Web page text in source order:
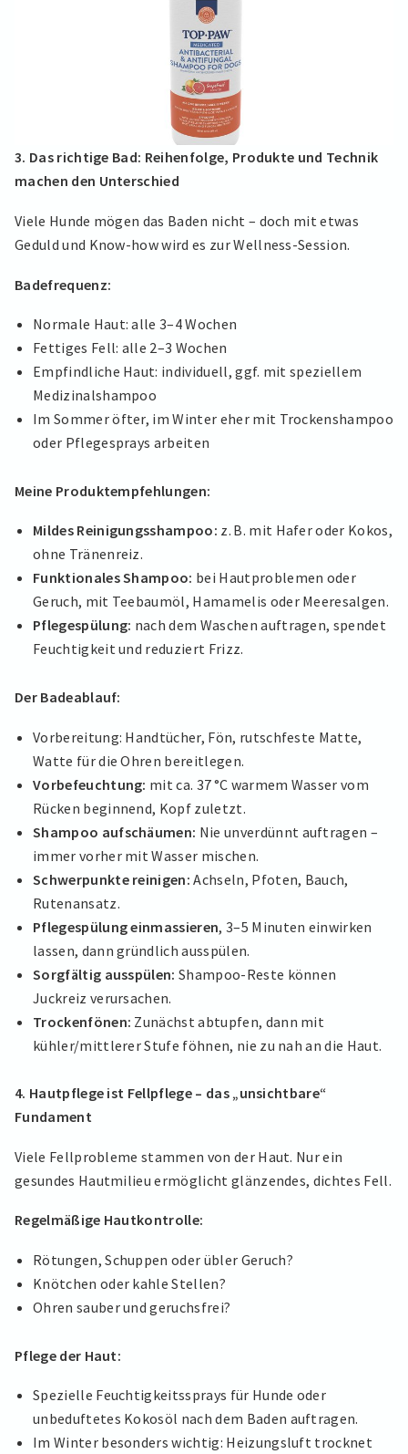
3. Das richtige Bad: Reihenfolge, Produkte und Technik
machen den Unterschied
Viele Hunde mögen das Baden nicht – doch mit etwas
Geduld und Know-how wird es zur Wellness-Session.
Badefrequenz:
Normale Haut: alle 3–4 Wochen
Fettiges Fell: alle 2–3 Wochen
Empfindliche Haut: individuell, ggf. mit speziellem
Medizinalshampoo
Im Sommer öfter, im Winter eher mit Trockenshampoo
oder Pflegesprays arbeiten
Meine Produktempfehlungen:
Mildes Reinigungsshampoo: z. B. mit Hafer oder Kokos,
ohne Tränenreiz.
Funktionales Shampoo: bei Hautproblemen oder
Geruch, mit Teebaumöl, Hamamelis oder Meeresalgen.
Pflegespülung: nach dem Waschen auftragen, spendet
Feuchtigkeit und reduziert Frizz.
Der Badeablauf:
Vorbereitung: Handtücher, Fön, rutschfeste Matte,
Watte für die Ohren bereitlegen.
Vorbefeuchtung: mit ca. 37 °C warmem Wasser vom
Rücken beginnend, Kopf zuletzt.
Shampoo aufschäumen: Nie unverdünnt auftragen –
immer vorher mit Wasser mischen.
Schwerpunkte reinigen: Achseln, Pfoten, Bauch,
Rutenansatz.
Pflegespülung einmassieren, 3–5 Minuten einwirken
lassen, dann gründlich ausspülen.
Sorgfältig ausspülen: Shampoo-Reste können
Juckreiz verursachen.
Trockenfönen: Zunächst abtupfen, dann mit
kühler/mittlerer Stufe föhnen, nie zu nah an die Haut.
4. Hautpflege ist Fellpflege – das „unsichtbare“
Fundament
Viele Fellprobleme stammen von der Haut. Nur ein
gesundes Hautmilieu ermöglicht glänzendes, dichtes Fell.
Regelmäßige Hautkontrolle:
Rötungen, Schuppen oder übler Geruch?
Knötchen oder kahle Stellen?
Ohren sauber und geruchsfrei?
Pflege der Haut:
Spezielle Feuchtigkeitssprays für Hunde oder
unbeduftetes Kokosöl nach dem Baden auftragen.
Im Winter besonders wichtig: Heizungsluft trocknet